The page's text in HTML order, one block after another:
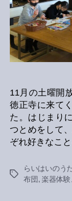
11月の土曜開
徳正寺に来て
た。はじまり
つとめをして
ぞれ好きなこ
Tags
らいはいのう
布団 , 楽器体験